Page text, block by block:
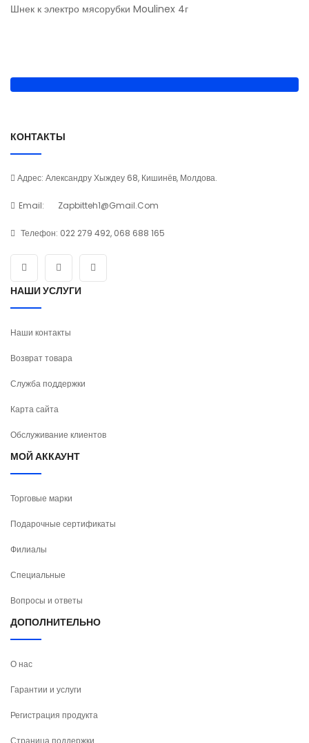
Шнек к электро мясорубки Moulinex 4г
КОНТАКТЫ
Адрес: Александру Хыждеу 68, Кишинёв, Молдова.
Email: Zapbitteh1@gmail.com
Телефон: 022 279 492, 068 688 165
НАШИ УСЛУГИ
Наши контакты
Возврат товара
Служба поддержки
Карта сайта
Обслуживание клиентов
МОЙ АККАУНТ
Торговые марки
Подарочные сертификаты
Филиалы
Специальные
Вопросы и ответы
ДОПОЛНИТЕЛЬНО
О нас
Гарантии и услуги
Регистрация продукта